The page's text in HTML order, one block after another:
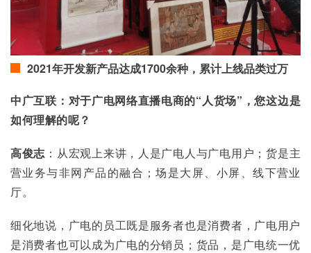
2021年开发新产品达成1700余种，累计上线品类过万
中广互联：对于广电网络直播电商的“人货场”，您这边是
如何理解的呢？
高俊志 ：从宏观上来讲，人是广电人与广电用户；货是主
营业务与非网产品的融合；场是大屏、小屏、线下营业
厅。
细化地说，广电的员工既是服务者也是消费者，广电用户
是消费者也可以成为广电的分销员；货品，是广电统一优